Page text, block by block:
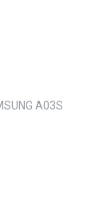
A03S